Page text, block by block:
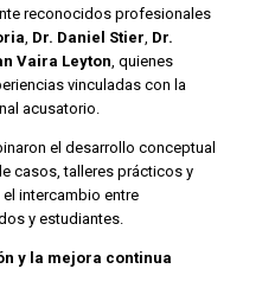
reconocidos profesionales
Dr. Daniel Stier Dr.
Vaira Leyton , quienes
vinculadas con la
acusatorio.
el desarrollo conceptual
casos, talleres prácticos y
intercambio entre
y estudiantes.
y la mejora continua